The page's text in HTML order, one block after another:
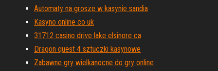
Automaty na grosze w kasynie sandia
Kasyno online co uk
31712 casino drive lake elsinore ca
Dragon quest 4 sztuczki kasynowe
Zabawne gry wielkanocne do gry online